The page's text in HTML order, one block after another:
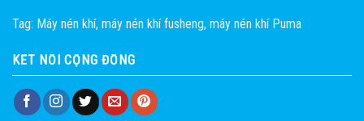
Tag: Máy nén khí, máy nén khí fusheng, máy nén khí Puma
KẾT NỐI CỘNG ĐỒNG